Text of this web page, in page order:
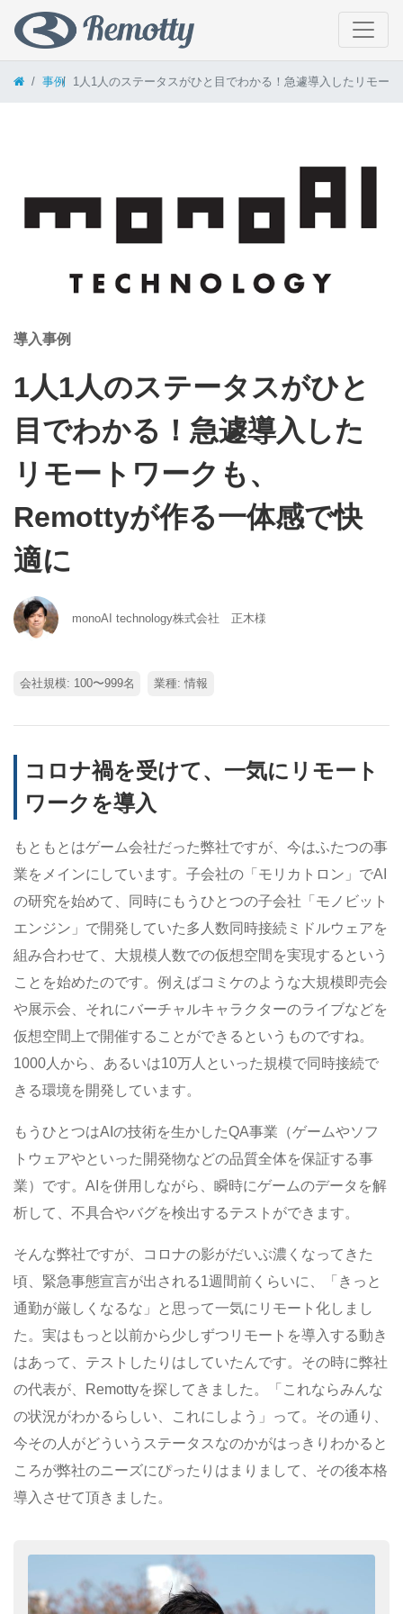
コンテンツへスキップ
事例 1人1人のステータスがひと目でわかる！急遽導入したリモー
導入事例
1人1人のステータスがひと
目でわかる！急遽導入した
リモートワークも、
Remottyが作る一体感で快
適に
monoAI technology株式会社 正木様
会社規模: 100〜999名 業種: 情報
コロナ禍を受けて、一気にリモート
ワークを導入
もともとはゲーム会社だった弊社ですが、今はふたつの事
業をメインにしています。子会社の「モリカトロン」でAI
の研究を始めて、同時にもうひとつの子会社「モノビット
エンジン」で開発していた多人数同時接続ミドルウェアを
組み合わせて、大規模人数での仮想空間を実現するという
ことを始めたのです。例えばコミケのような大規模即売会
や展示会、それにバーチャルキャラクターのライブなどを
仮想空間上で開催することができるというものですね。
1000人から、あるいは10万人といった規模で同時接続で
きる環境を開発しています。
もうひとつはAIの技術を生かしたQA事業（ゲームやソフ
トウェアやといった開発物などの品質全体を保証する事
業）です。AIを併用しながら、瞬時にゲームのデータを解
析して、不具合やバグを検出するテストができます。
そんな弊社ですが、コロナの影がだいぶ濃くなってきた
頃、緊急事態宣言が出される1週間前くらいに、「きっと
通勤が厳しくなるな」と思って一気にリモート化しまし
た。実はもっと以前から少しずつリモートを導入する動き
はあって、テストしたりはしていたんです。その時に弊社
の代表が、Remottyを探してきました。「これならみんな
の状況がわかるらしい、これにしよう」って。その通り、
今その人がどういうステータスなのかがはっきりわかると
ころが弊社のニーズにぴったりはまりまして、その後本格
導入させて頂きました。